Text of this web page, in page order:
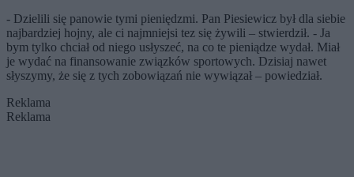
- Dzielili się panowie tymi pieniędzmi. Pan Piesiewicz był dla siebie
najbardziej hojny, ale ci najmniejsi tez się żywili – stwierdził. - Ja
bym tylko chciał od niego usłyszeć, na co te pieniądze wydał. Miał
je wydać na finansowanie związków sportowych. Dzisiaj nawet
słyszymy, że się z tych zobowiązań nie wywiązał – powiedział.
Reklama
Reklama